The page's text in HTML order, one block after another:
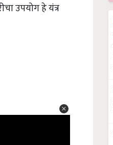
उपयोग हे यंत्र